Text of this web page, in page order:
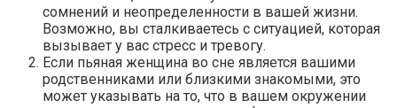
сомнений и неопределенности в вашей жизни.
Возможно, вы сталкиваетесь с ситуацией, которая
вызывает у вас стресс и тревогу.
Если пьяная женщина во сне является вашими
родственниками или близкими знакомыми, это
может указывать на то, что в вашем окружении